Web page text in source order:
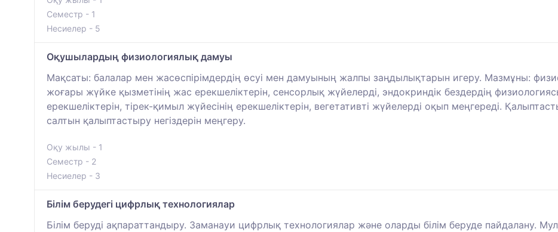
Семестр - 1
Несиелер - 5
Оқушылардың физиологиялық дамуы
Мақсаты: балалар мен жасөспірімдердің өсуі мен дамуының жалпы заңдылықтарын игеру. Мазмұны:
жоғары жүйке қызметінің жас ерекшеліктерін, сенсорлық жүйелерді, эндокриндік бездердің
ерекшеліктерін, тірек-қимыл жүйесінің ерекшеліктерін, вегетативті жүйелерді оқып меңгереді.
салтын қалыптастыру негіздерін меңгеру.
Оқу жылы - 1
Семестр - 2
Несиелер - 3
Білім берудегі цифрлық технологиялар
Білім беруді ақпараттандыру. Заманауи цифрлық технологиялар және оларды білім беруде пайдалану.